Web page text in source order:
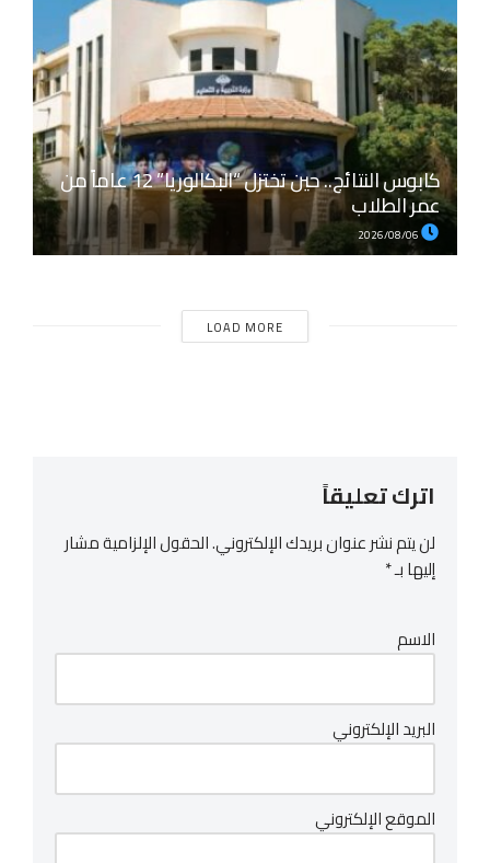
كابوس النتائج.. حين تختزل “البكالوريا” 12 عاماً من
عمر الطلاب
LOAD MORE
اترك تعليقاً
لن يتم نشر عنوان بريدك الإلكتروني.الحقول الإلزامية مشار
إليها بـ*
الاسم
البريد الإلكتروني
الموقع الإلكتروني